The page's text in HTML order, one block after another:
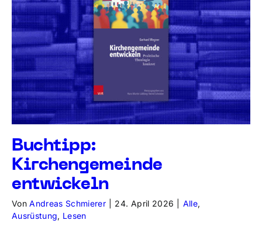
Buchtipp:
Kirchengemeinde
entwickeln
VonAndreas Schmierer 24. April 2026 Alle,
Ausrüstung, Lesen